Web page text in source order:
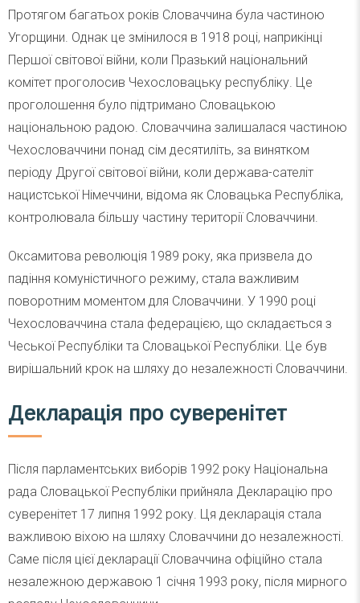
Протягом багатьох років Словаччина була частиною
Угорщини. Однак це змінилося в 1918 році, наприкінці
Першої світової війни, коли Празький національний
комітет проголосив Чехословацьку республіку. Це
проголошення було підтримано Словацькою
національною радою. Словаччина залишалася частиною
Чехословаччини понад сім десятиліть, за винятком
періоду Другої світової війни, коли держава-сателіт
нацистської Німеччини, відома як Словацька Республіка,
контролювала більшу частину території Словаччини.
Оксамитова революція 1989 року, яка призвела до
падіння комуністичного режиму, стала важливим
поворотним моментом для Словаччини. У 1990 році
Чехословаччина стала федерацією, що складається з
Чеської Республіки та Словацької Республіки. Це був
вирішальний крок на шляху до незалежності Словаччини.
Декларація про суверенітет
Після парламентських виборів 1992 року Національна
рада Словацької Республіки прийняла Декларацію про
суверенітет 17 липня 1992 року. Ця декларація стала
важливою віхою на шляху Словаччини до незалежності.
Саме після цієї декларації Словаччина офіційно стала
незалежною державою 1 січня 1993 року, після мирного